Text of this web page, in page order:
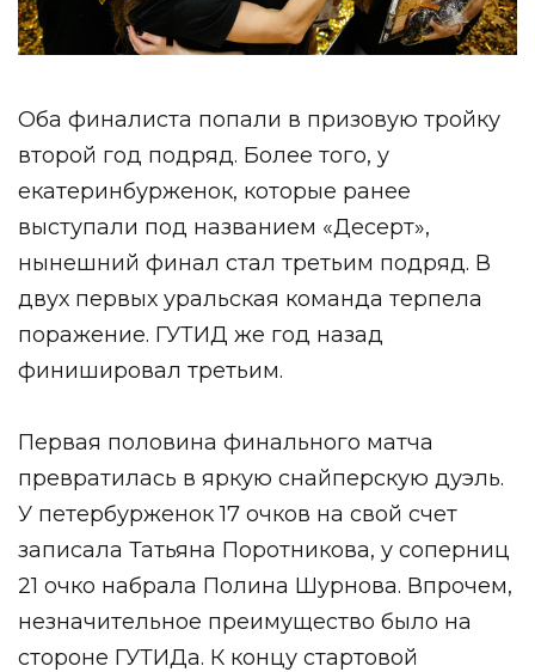
Оба финалиста попали в призовую тройку
второй год подряд. Более того, у
екатеринбурженок, которые ранее
выступали под названием «Десерт»,
нынешний финал стал третьим подряд. В
двух первых уральская команда терпела
поражение. ГУТИД же год назад
финишировал третьим.
Первая половина финального матча
превратилась в яркую снайперскую дуэль.
У петербурженок 17 очков на свой счет
записала Татьяна Поротникова, у соперниц
21 очко набрала Полина Шурнова. Впрочем,
незначительное преимущество было на
стороне ГУТИДа. К концу стартовой